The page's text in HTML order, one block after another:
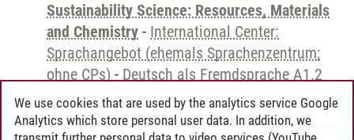
Sustainability Science: Resources, Materials
and Chemistry - International Center:
Sprachangebot (ehemals Sprachenzentrum;
ohne CPs) - Deutsch als Fremdsprache A1.2
We use cookies that are used by the analytics service Google
Analytics which store personal user data. In addition, we